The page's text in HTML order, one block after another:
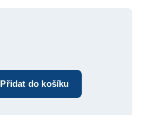
Přidat do košíku